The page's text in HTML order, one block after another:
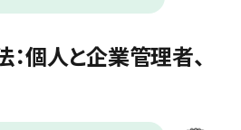
：個人と企業管理者、